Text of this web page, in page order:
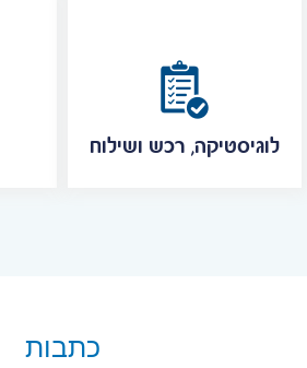
לוגיסטיקה, רכש ושילוח
כתבות